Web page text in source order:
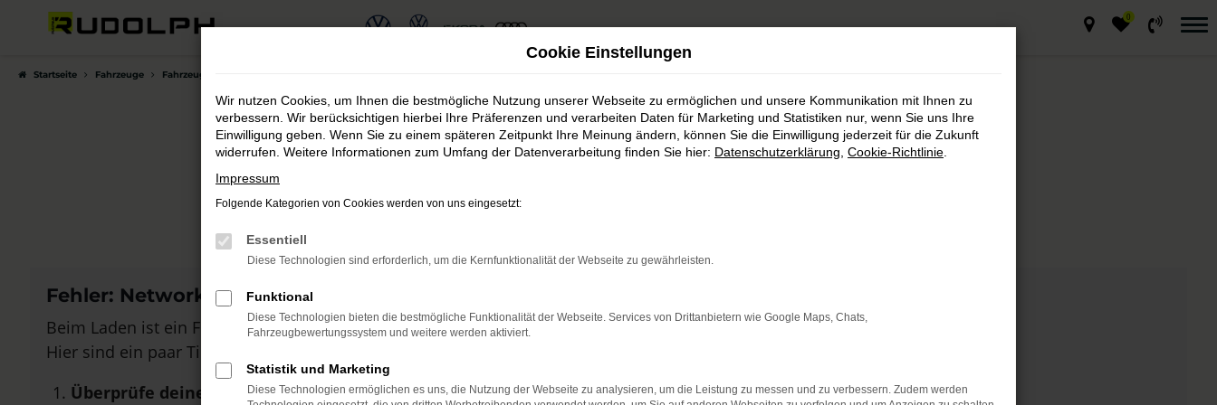
Zum
springen
0
Startseite Fahrzeuge Fahrzeugmarkt
Autohaus Rudolph Fahrzeugmarkt
Bei Autohaus Rudolph finden Sie immer das passende Fahrzeug.
Fehler: Network Error
Beim Laden ist ein Fehler aufgetreten.
Hier sind ein paar Tipps, die dir helfen können:
Überprüfe deine Firewall und deine Internetverbindung.
Cookie Einstellungen
Wir nutzen Cookies, um Ihnen die bestmögliche Nutzung unserer Webseite zu ermöglichen und unsere Kommunikation mit Ihnen zu
verbessern. Wir berücksichtigen hierbei Ihre Präferenzen und verarbeiten Daten für Marketing und Statistiken nur, wenn Sie uns Ihre
Einwilligung geben. Wenn Sie zu einem späteren Zeitpunkt Ihre Meinung ändern, können Sie die Einwilligung jederzeit für die Zukunft
widerrufen. Weitere Informationen zum Umfang der Datenverarbeitung finden Sie hier: Datenschutzerklärung Cookie-Richtlinie
Impressum
Folgende Kategorien von Cookies werden von uns eingesetzt:
Essentiell
Diese Technologien sind erforderlich, um die Kernfunktionalität der Webseite zu gewährleisten.
Funktional
Diese Technologien bieten die bestmögliche Funktionalität der Webseite. Services von Drittanbietern wie Google Maps, Chats,
Fahrzeugbewertungssystem und weitere werden aktiviert.
Statistik und Marketing
Diese Technologien ermöglichen es uns, die Nutzung der Webseite zu analysieren, um die Leistung zu messen und zu verbessern. Zudem werden